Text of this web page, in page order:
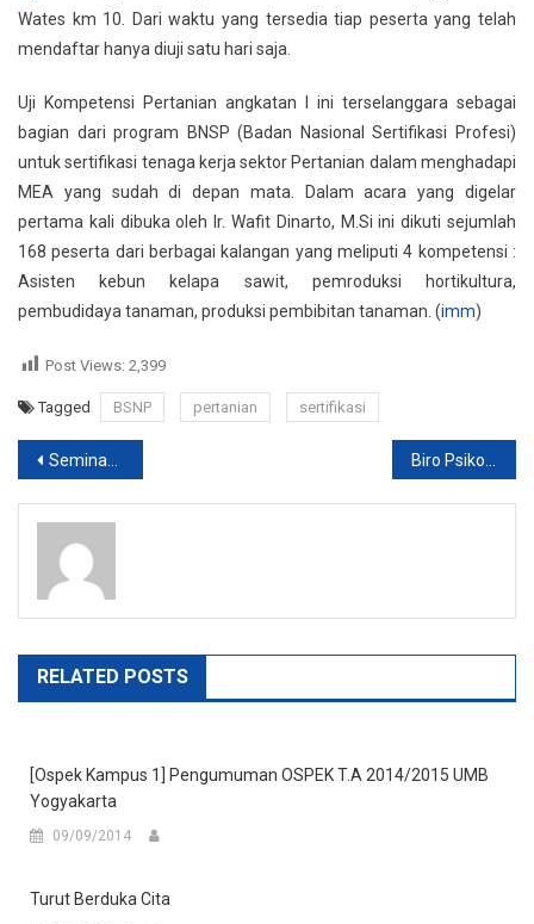
Wates km 10. Dari waktu yang tersedia tiap peserta yang telah
mendaftar hanya diuji satu hari saja.
Uji Kompetensi Pertanian angkatan I ini terselanggara sebagai
bagian dari program BNSP (Badan Nasional Sertifikasi Profesi)
untuk sertifikasi tenaga kerja sektor Pertanian dalam menghadapi
MEA yang sudah di depan mata. Dalam acara yang digelar
pertama kali dibuka oleh Ir. Wafit Dinarto, M.Si ini dikuti sejumlah
168 peserta dari berbagai kalangan yang meliputi 4 kompetensi :
Asisten kebun kelapa sawit, pemroduksi hortikultura,
pembudidaya tanaman, produksi pembibitan tanaman. (imm)
Post Views: 2,399
Tagged BSNP pertanian sertifikasi
Post
navigation
Seminar International 2015 bulan November
RELATED POSTS
[Ospek Kampus 1] Pengumuman OSPEK T.A 2014/2015 UMB
Yogyakarta
09/09/2014
Turut Berduka Cita